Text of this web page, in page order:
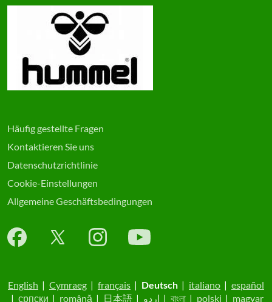
Häufig gestellte Fragen
Kontaktieren Sie uns
Datenschutzrichtlinie
Cookie-Einstellungen
Allgemeine Geschäftsbedingungen
English | Cymraeg | français | Deutsch | italiano | español
| српски | română | 日本語| اردو | বাংলা| polski | magyar